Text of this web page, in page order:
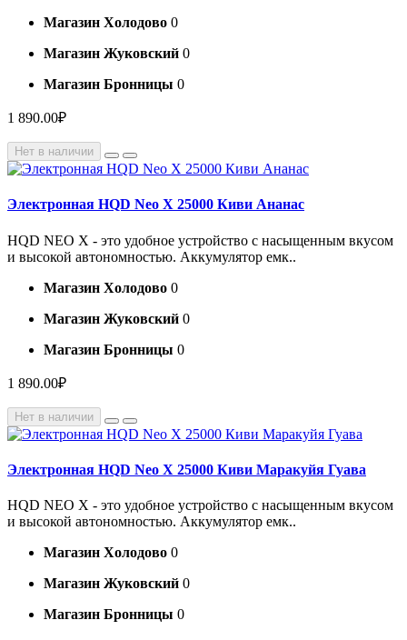
Магазин Холодово 0
Магазин Жуковский 0
Магазин Бронницы 0
1 890.00₽
Нет в наличии
Электронная HQD Neo X 25000 Киви Ананас
HQD NEO X - это удобное устройство с насыщенным вкусом
и высокой автономностью. Аккумулятор емк..
Магазин Холодово 0
Магазин Жуковский 0
Магазин Бронницы 0
1 890.00₽
Нет в наличии
Электронная HQD Neo X 25000 Киви Маракуйя Гуава
HQD NEO X - это удобное устройство с насыщенным вкусом
и высокой автономностью. Аккумулятор емк..
Магазин Холодово 0
Магазин Жуковский 0
Магазин Бронницы 0